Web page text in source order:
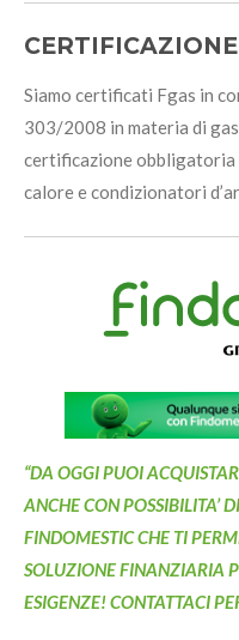
Siamo certificati Fgas in
303/2008 in materia di
certificazione obbligatoria
calore e condizionatori
“DA OGGI PUOI
ANCHE CON POSSIBILITA’
FINDOMESTIC CHE TI
SOLUZIONE FINANZIARIA
ESIGENZE! CONTATTACI